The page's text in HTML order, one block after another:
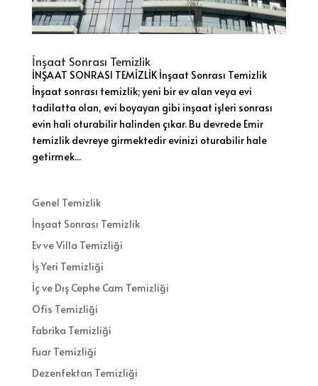
İnşaat Sonrası Temizlik
İNŞAAT SONRASI TEMİZLİK İnşaat Sonrası Temizlik
İnşaat sonrası temizlik; yeni bir ev alan veya evi
tadilatta olan, evi boyayan gibi inşaat işleri sonrası
evin hali oturabilir halinden çıkar. Bu devrede Emir
temizlik devreye girmektedir evinizi oturabilir hale
getirmek...
Genel Temizlik
İnşaat Sonrası Temizlik
Ev ve Villa Temizliği
İş Yeri Temizliği
İç ve Dış Cephe Cam Temizliği
Ofis Temizliği
Fabrika Temizliği
Fuar Temizliği
Dezenfektan Temizliği